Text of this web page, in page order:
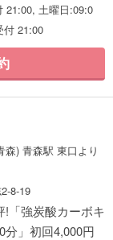
21:00, 土曜日:09:0
付 21:00
森) 青森駅 東口より
8-19
!「強炭酸カーボキ
分」初回4,000円